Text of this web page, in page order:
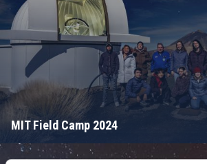
MIT Field Camp 2024